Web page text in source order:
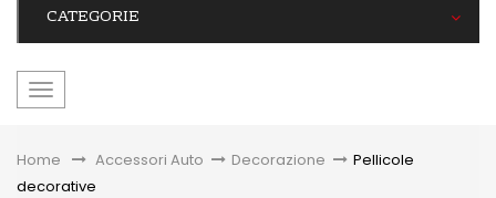
CATEGORIE
navigazione
Home &gt;Accessori Auto > Decorazione > Pellicole
decorative